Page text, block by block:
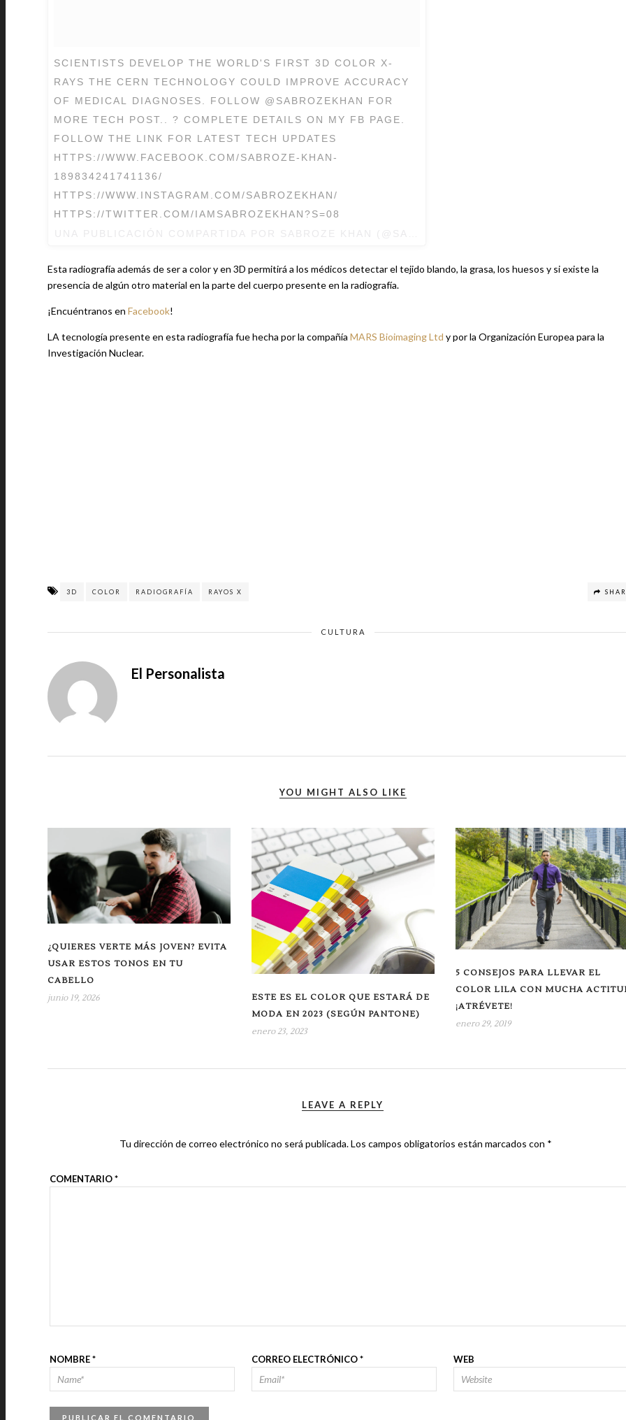
SCIENTISTS DEVELOP THE WORLD'S FIRST 3D COLOR X-
RAYS THE CERN TECHNOLOGY COULD IMPROVE ACCURACY
OF MEDICAL DIAGNOSES. FOLLOW @SABROZEKHAN FOR
MORE TECH POST.. ? COMPLETE DETAILS ON MY FB PAGE.
FOLLOW THE LINK FOR LATEST TECH UPDATES
HTTPS://WWW.FACEBOOK.COM/SABROZE-KHAN-
189834241741136/
HTTPS://WWW.INSTAGRAM.COM/SABROZEKHAN/
HTTPS://TWITTER.COM/IAMSABROZEKHAN?S=08
Esta radiografía además de ser a color y en 3D permitirá a los médicos detectar el tejido blando, la grasa, los huesos y si existe la
presencia de algún otro material en la parte del cuerpo presente en la radiografía.
¡Encuéntranos en Facebook!
LA tecnología presente en esta radiografía fue hecha por la compañía MARS Bioimaging Ltd y por la Organización Europea para la
Investigación Nuclear.
3D COLOR RADIOGRAFÍA RAYOS X
CULTURA
El Personalista
YOU MIGHT ALSO LIKE
¿QUIERES VERTE MÁS JOVEN? EVITA
USAR ESTOS TONOS EN TU
CABELLO
junio 19, 2026
ESTE ES EL COLOR QUE ESTARÁ DE
MODA EN 2023 (SEGÚN PANTONE)
enero 23, 2023
5 CONSEJOS PARA LLEVAR EL
COLOR LILA CON MUCHA
¡ATRÉVETE!
enero 29, 2019
LEAVE A REPLY
Tu dirección de correo electrónico no será publicada.Los campos obligatorios están marcados con *
COMENTARIO*
NOMBRE* CORREO ELECTRÓNICO* WEB